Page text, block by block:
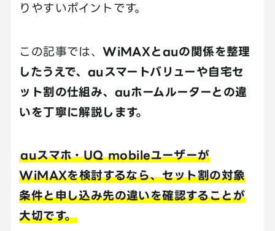
りやすいポイントです。
この記事では、WiMAXとauの関係を整理
したうえで、auスマートバリューや自宅セ
ット割の仕組み、auホームルーターとの違
いを丁寧に解説します。
auスマホ・UQ mobileユーザーが
WiMAXを検討するなら、セット割の対象
条件と申し込み先の違いを確認することが
大切です。